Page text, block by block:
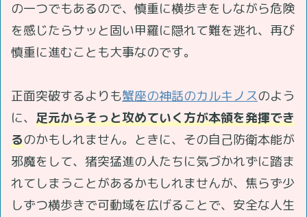
の一つでもあるので、慎重に横歩きをしながら危険
を感じたらサッと固い甲羅に隠れて難を逃れ、再び
慎重に進むことも大事なのです。
正面突破するよりも蟹座の神話のカルキノスのよう
に、 足元からそっと攻めていく方が本領を発揮でき
るのかもしれません。ときに、その自己防衛本能が
邪魔をして、猪突猛進の人たちに気づかれずに踏ま
れてしまうことがあるかもしれませんが、焦らず少
しずつ横歩きで可動域を広げることで、安全な人生